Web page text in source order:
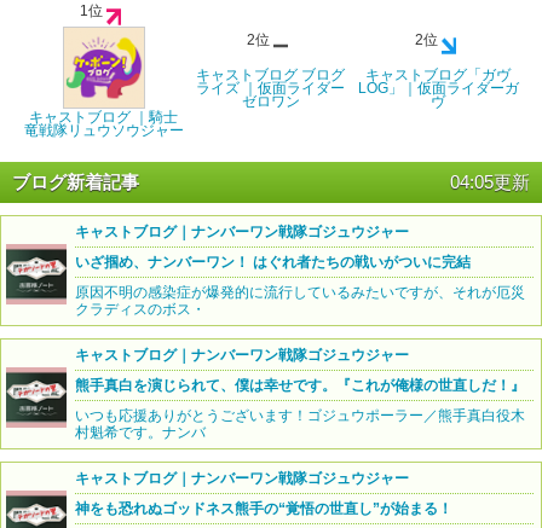
1位
キャストブログ ｜騎士
竜戦隊リュウソウジャー
2位
キャストブログ ブログ
ライズ ｜仮面ライダー
ゼロワン
2位
キャストブログ「ガヴ
LOG」｜仮面ライダーガ
ヴ
ブログ新着記事 04:05更新
キャストブログ｜ナンバーワン戦隊ゴジュウジャー
いざ掴め、ナンバーワン！ はぐれ者たちの戦いがついに完結
原因不明の感染症が爆発的に流行しているみたいですが、それが厄災
クラディスのボス・
キャストブログ｜ナンバーワン戦隊ゴジュウジャー
熊手真白を演じられて、僕は幸せです。『これが俺様の世直しだ！』
いつも応援ありがとうございます！ゴジュウポーラー／熊手真白役木
村魁希です。ナンバ
キャストブログ｜ナンバーワン戦隊ゴジュウジャー
神をも恐れぬゴッドネス熊手の“覚悟の世直し”が始まる！